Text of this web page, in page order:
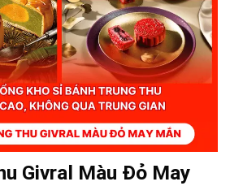
Givral Màu Đỏ May